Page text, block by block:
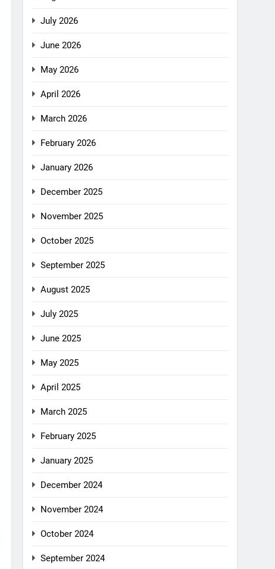
July 2026
June 2026
May 2026
April 2026
March 2026
February 2026
January 2026
December 2025
November 2025
October 2025
September 2025
August 2025
July 2025
June 2025
May 2025
April 2025
March 2025
February 2025
January 2025
December 2024
November 2024
October 2024
September 2024